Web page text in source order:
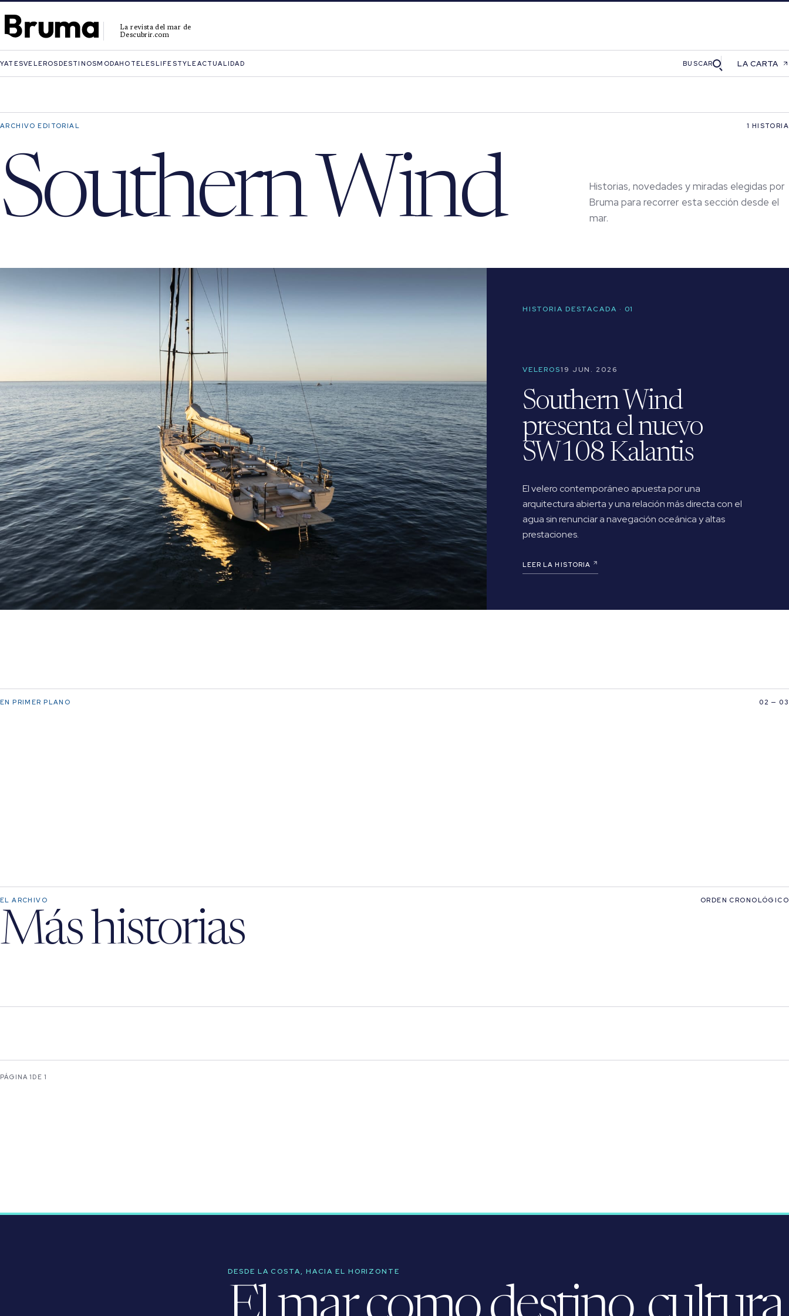
La revista del mar de
Descubrir.com
YATESVELEROSDESTINOSMODAHOTELESLIFESTYLEACTUALIDAD BUSCAR LA CARTA
ARCHIVO EDITORIAL 1 HISTORIA
Southern Wind
Historias, novedades y miradas elegidas por
Bruma para recorrer esta sección desde el
mar.
HISTORIA DESTACADA · 01
VELEROS19 JUN. 2026
Southern Wind
presenta el nuevo
SW108 Kalantis
El velero contemporáneo apuesta por una
arquitectura abierta y una relación más directa con el
agua sin renunciar a navegación oceánica y altas
prestaciones.
LEER LA HISTORIA
EN PRIMER PLANO 02 — 03
EL ARCHIVO
Más historias
ORDEN CRONOLÓGICO
PÁGINA 1 DE 1
DESDE LA COSTA, HACIA EL HORIZONTE